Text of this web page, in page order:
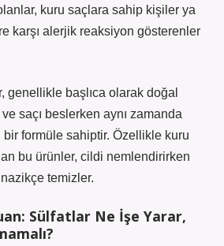
kuru saçlara sahip kişiler ya
karşı alerjik reaksiyon gösterenler
genellikle başlıca olarak doğal
saçı beslerken aynı zamanda
formüle sahiptir. Özellikle kuru
bu ürünler, cildi nemlendirirken
temizler.
Sülfatlar Ne İşe Yarar,